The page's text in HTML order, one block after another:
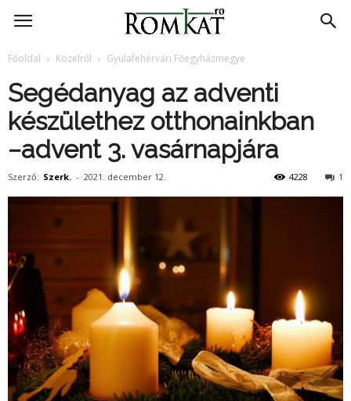
RomKat.ro
Főoldal Közelről Gyulafehérvári Főegyházmegye
Segédanyag az adventi
készülethez otthonainkban
−advent 3. vasárnapjára
Szerző: Szerk. - 2021. december 12. 1
4228